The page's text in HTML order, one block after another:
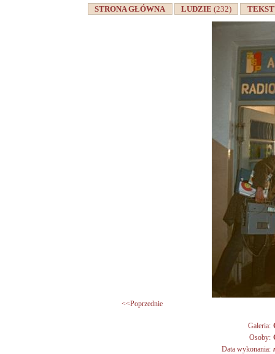
STRONA GŁÓWNA LUDZIE(232)
<<Poprzednie
Galeria:
Osoby:
Data wykonania: